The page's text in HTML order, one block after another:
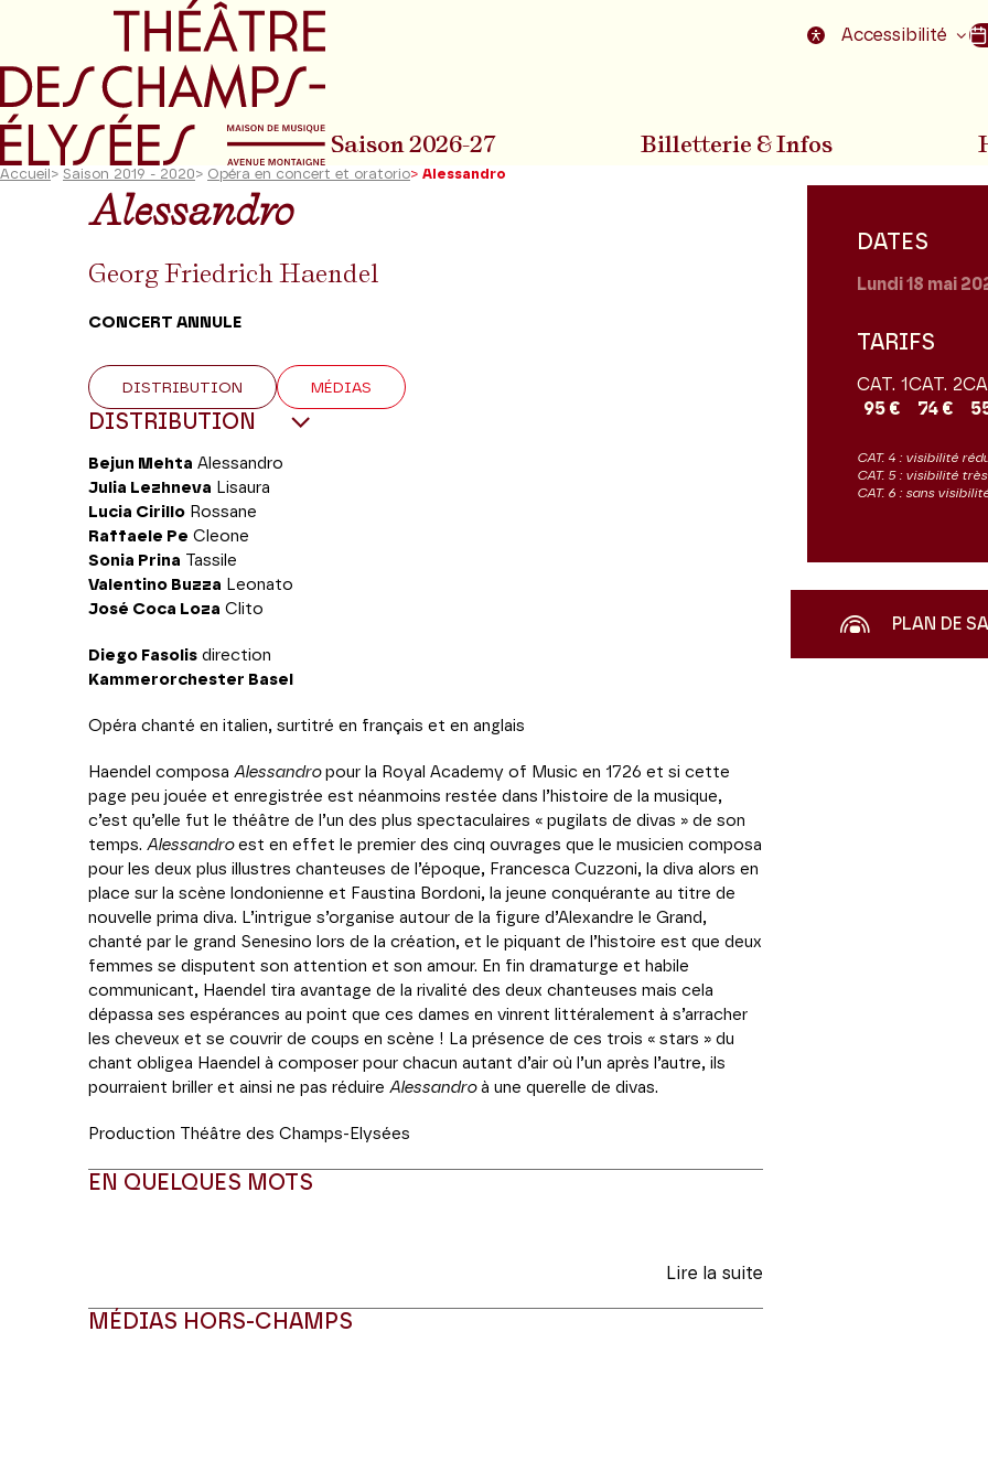
Aller au menu principal Aller au pied de la page Accessibilité
Saison 2026-27 Billetterie & Infos
Accueil > Saison 2019 - 2020> Opéra en concert et oratorio> Alessandro
Alessandro
Georg Friedrich Haendel
CONCERT ANNULE
DISTRIBUTION MÉDIAS
DISTRIBUTION
Bejun Mehta Alessandro
Julia Lezhneva Lisaura
Lucia Cirillo Rossane
Raffaele Pe Cleone
Sonia Prina Tassile
Valentino Buzza Leonato
José Coca Loza Clito
Diego Fasolis direction
Kammerorchester Basel
Opéra chanté en italien, surtitré en français et en anglais
Haendel composa Alessandropour la Royal Academy of Music en 1726 et si cette
page peu jouée et enregistrée est néanmoins restée dans l’histoire de la musique,
c’est qu’elle fut le théâtre de l’un des plus spectaculaires « pugilats de divas » de son
temps. Alessandroest en effet le premier des cinq ouvrages que le musicien composa
pour les deux plus illustres chanteuses de l’époque, Francesca Cuzzoni, la diva alors en
place sur la scène londonienne et Faustina Bordoni, la jeune conquérante au titre de
nouvelle prima diva. L’intrigue s’organise autour de la figure d’Alexandre le Grand,
chanté par le grand Senesino lors de la création, et le piquant de l’histoire est que deux
femmes se disputent son attention et son amour. En fin dramaturge et habile
communicant, Haendel tira avantage de la rivalité des deux chanteuses mais cela
dépassa ses espérances au point que ces dames en vinrent littéralement à s’arracher
les cheveux et se couvrir de coups en scène ! La présence de ces trois « stars » du
chant obligea Haendel à composer pour chacun autant d’air où l’un après l’autre, ils
pourraient briller et ainsi ne pas réduire Alessandroà une querelle de divas.
Production Théâtre des Champs-Elysées
EN QUELQUES MOTS
Lire la suite
MÉDIAS HORS-CHAMPS
DATES
Lundi 18 mai
TARIFS
CAT. 1
95 €
CAT. 2
74 €
CAT. 4 : visibilité
CAT. 5 : visibilité
CAT. 6 : sans
PLAN DE